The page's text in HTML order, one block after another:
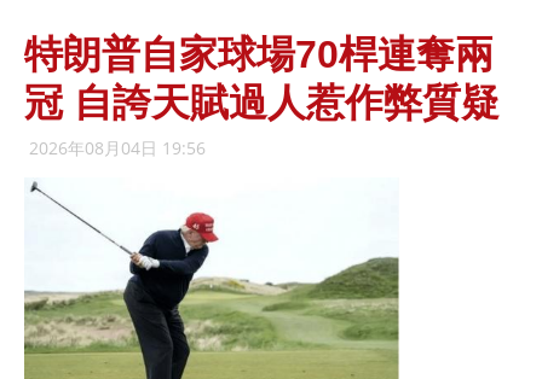
特朗普自家球場70桿連奪兩
冠 自誇天賦過人惹作弊質疑
2026年08月04日 19:56